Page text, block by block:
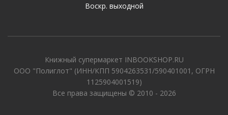
Воскр. выходной
Книжный супермаркет INBOOKSHOP.RU
ООО "Полиглот" (ИНН/КПП 5904263531/590401001, ОГРН
1125904001519)
Все права защищены © 2010 - 2026